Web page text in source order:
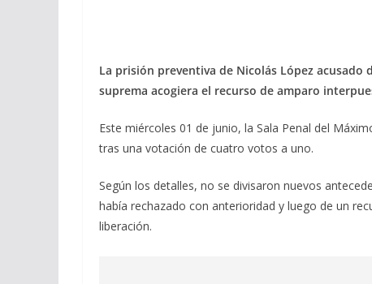
La prisión preventiva de Nicolás López acusado
suprema acogiera el recurso de amparo
Este miércoles 01 de junio, la Sala Penal del
tras una votación de cuatro votos a uno.
Según los detalles, no se divisaron nuevos
había rechazado con anterioridad y luego de un
liberación.